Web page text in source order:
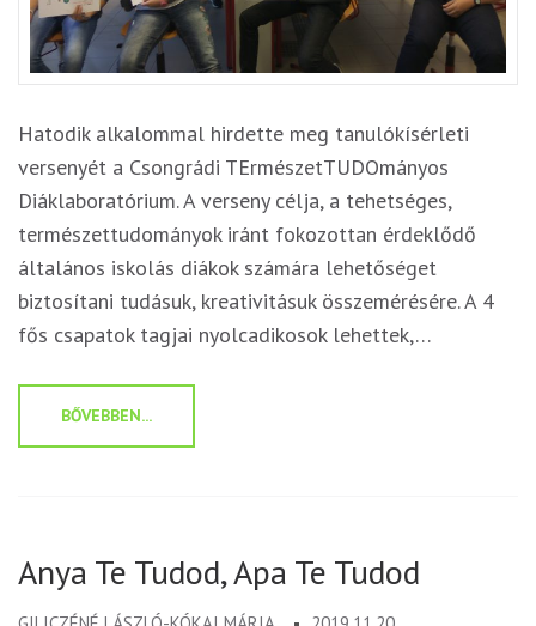
Hatodik alkalommal hirdette meg tanulókísérleti
versenyét a Csongrádi TErmészetTUDOmányos
Diáklaboratórium. A verseny célja, a tehetséges,
természettudományok iránt fokozottan érdeklődő
általános iskolás diákok számára lehetőséget
biztosítani tudásuk, kreativitásuk összemérésére. A 4
fős csapatok tagjai nyolcadikosok lehettek,…
BŐVEBBEN...
Anya Te Tudod, Apa Te Tudod